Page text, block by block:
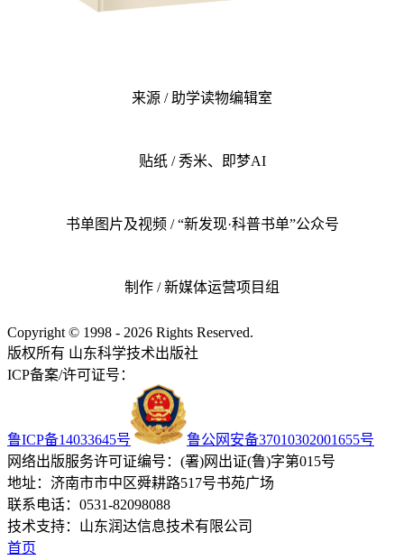
来源 / 助学读物编辑室
贴纸 / 秀米、即梦AI
书单图片及视频 / “新发现·科普书单”公众号
制作 / 新媒体运营项目组
Copyright © 1998 - 2026 Rights Reserved.
版权所有 山东科学技术出版社
ICP备案/许可证号：
鲁ICP备14033645号
鲁公网安备37010302001655号
网络出版服务许可证编号：(署)网出证(鲁)字第015号
地址：济南市市中区舜耕路517号书苑广场
联系电话：0531-82098088
技术支持：山东润达信息技术有限公司
首页